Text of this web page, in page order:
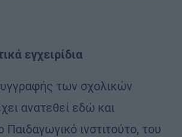
εγχειρίδια
των σχολικών
ανατεθεί εδώ και
Παιδαγωγικό ινστιτούτο, του